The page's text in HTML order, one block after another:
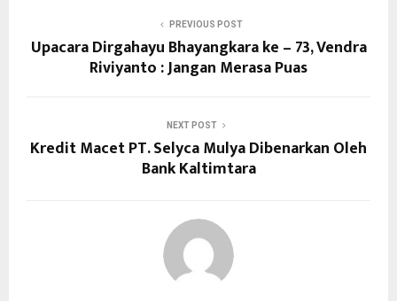
PREVIOUS POST
Upacara Dirgahayu Bhayangkara ke – 73, Vendra
Riviyanto : Jangan Merasa Puas
NEXT POST
Kredit Macet PT. Selyca Mulya Dibenarkan Oleh
Bank Kaltimtara